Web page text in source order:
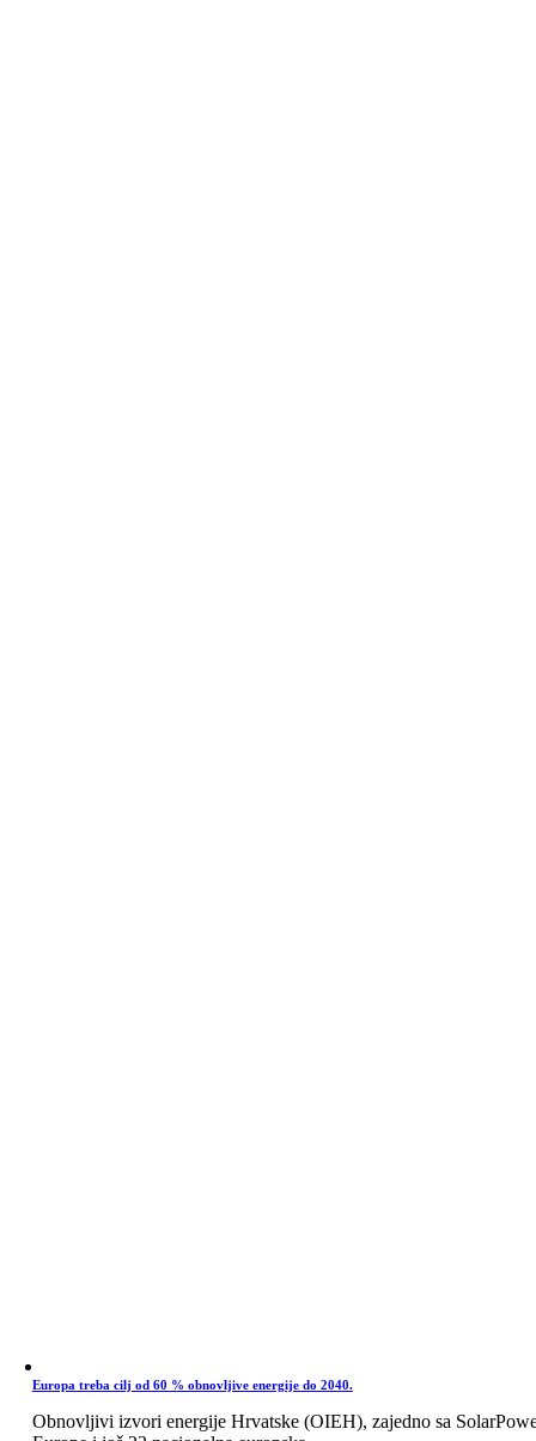
Europa treba cilj od 60 % obnovljive energije do 2040.
Obnovljivi izvori energije Hrvatske (OIEH), zajedno sa